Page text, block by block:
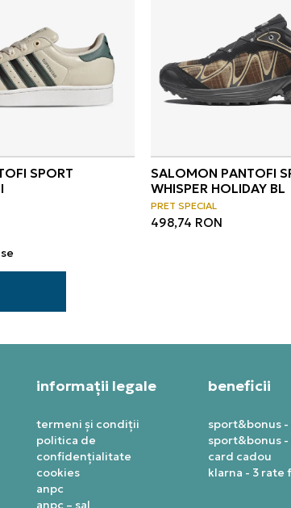
SPORT
SALOMON PANTOFI
WHISPER HOLIDAY BL
PRET SPECIAL
498,74 RON
informații legale
termeni și condiții
politica de
confidențialitate
cookies
anpc
anpc – sal
beneficii
sport&bonus
sport&bonus
card cadou
klarna - 3 rate